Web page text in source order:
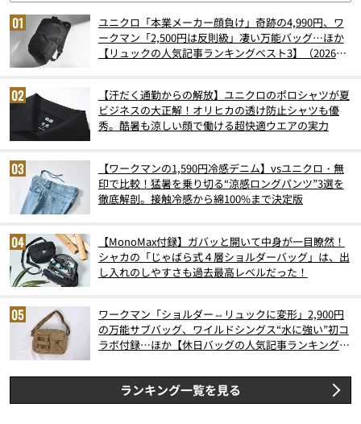
ユニクロ「本業メーカー顔負け」奇跡の4,990円、ワ
ークマン「2,500円は反則級」凄い万能バッグ…ほか
【リュックの人気記事ランキングベスト3】（2026年
【汗だく通勤からの解放】ユニクロのポロシャツが夏
ビジネスの大正解！オリヒカの透け防止シャツも優
秀。酷暑も涼しい顔で働ける超快適ウエアの実力
【ワークマンの1,590円冷感デニム】vsユニクロ・無
印で比較！猛暑を乗り切る“涼感ロングパンツ”3選を
徹底解剖。接触冷感から綿100%まで決定版
【MonoMax付録】ガバッと開いて中身が一目瞭然！
シャカの「じゃばら式４層ショルダーバッグ」は、出
し入れのしやすさも過去最高レベルだった！
ワークマン「ショルダー⇔リュックに変形」2,900円
の万能サブバッグ、ワイルドシングス“水に強い”初コ
ラボ付録…ほか【休日バッグの人気記事ランキングベ
ランキング一覧を見る